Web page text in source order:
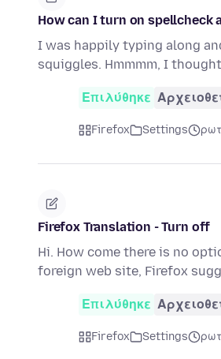
How can I turn on spellcheck
I was happily typing along
squiggles. Hmmmm, I
Επιλύθηκε
Firefox Settings
Firefox Translation - Turn off
Hi. How come there is no
foreign web site, Firefox
Επιλύθηκε
Firefox Settings